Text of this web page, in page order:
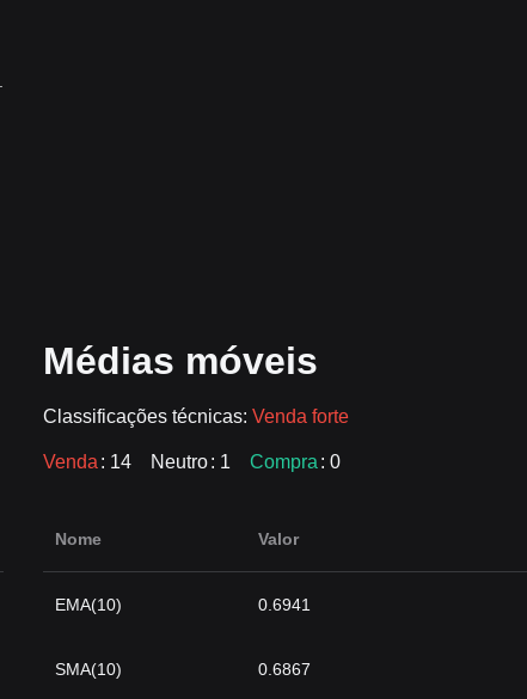
Médias móveis
Classificações técnicas: Venda forte
Venda : 14 Neutro: 1 Compra : 0
Nome Valor
EMA(10) 0.6941
SMA(10) 0.6867